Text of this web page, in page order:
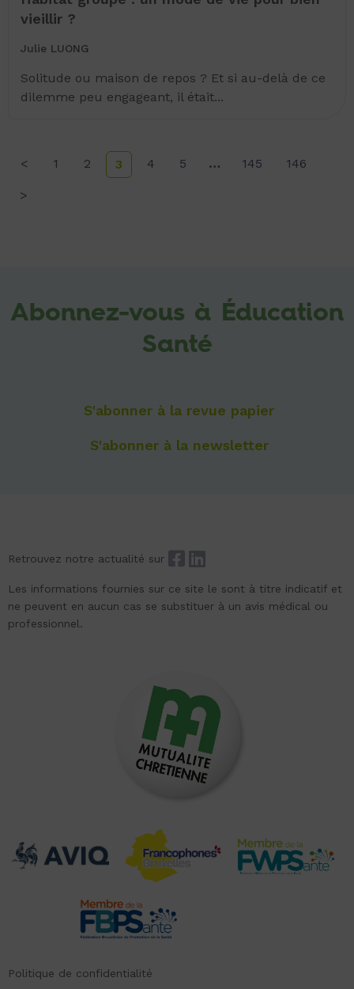
vieillir ?
Julie LUONG
Solitude ou maison de repos ? Et si au-delà de ce
dilemme peu engageant, il était...
< 1 2 3 4 5 … 145 146
>
Abonnez-vous à Éducation
Santé
S'abonner à la revue papier
S'abonner à la newsletter
Retrouvez notre actualité sur
Les informations fournies sur ce site le sont à titre indicatif et
ne peuvent en aucun cas se substituer à un avis médical ou
professionnel.
Politique de confidentialité